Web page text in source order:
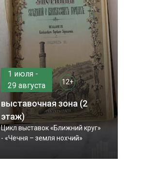
1 июля -
29 августа
12+
выставочная зона (2
этаж)
Цикл выставок «Ближний круг»
- «Чечня – земля нохчий»